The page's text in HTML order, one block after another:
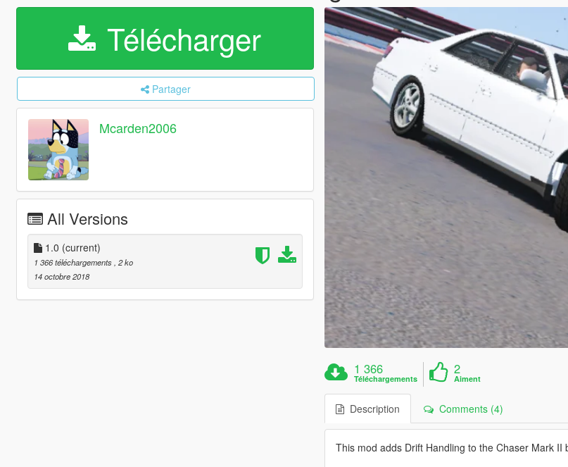
Télécharger
Partager
Mcarden2006
All Versions
1.0 (current)
1 366 téléchargements , 2 ko
14 octobre 2018
1 366
Téléchargements
2
Aiment
Description Comments (4)
This mod adds Drift Handling to the Chaser Mark II